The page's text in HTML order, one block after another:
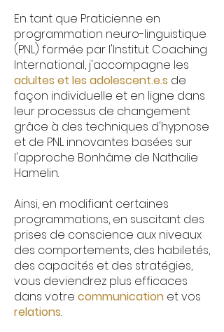
En tant que Praticienne en
programmation neuro-linguistique
(PNL) formée par l'Institut Coaching
International, j'accompagne les
adultes et les adolescent.e.s de
façon individuelle et en ligne dans
leur processus de changement
grâce à des techniques d'hypnose
et de PNL innovantes basées sur
l'approche Bonhâme de Nathalie
Hamelin.
Ainsi, en modifiant certaines
programmations, en suscitant des
prises de conscience aux niveaux
des comportements, des habiletés,
des capacités et des stratégies,
vous deviendrez plus efficaces
dans votre communication et vos
relations.